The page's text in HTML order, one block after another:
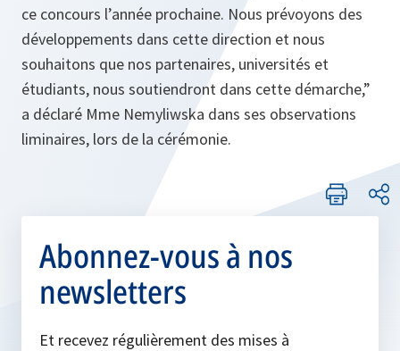
ce concours l’année prochaine. Nous prévoyons des
développements dans cette direction et nous
souhaitons que nos partenaires, universités et
étudiants, nous soutiendront dans cette démarche,”
a déclaré Mme Nemyliwska dans ses observations
liminaires, lors de la cérémonie.
Abonnez-vous à nos
newsletters
Et recevez régulièrement des mises à